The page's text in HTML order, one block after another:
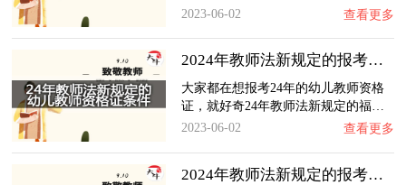
2023-06-02
查看更多
2024年教师法新规定的报考福建幼儿教师资格证…
大家都在想报考24年的幼儿教师资格
证，就好奇24年教师法新规定的福…
2023-06-02
查看更多
2024年教师法新规定的报考湖北幼儿教师资格证…